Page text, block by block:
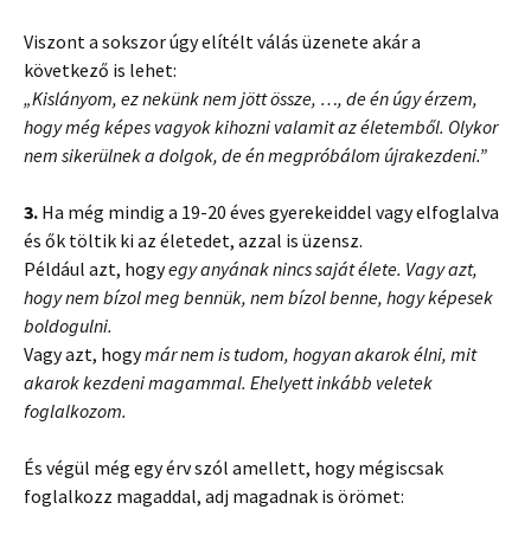
Viszont a sokszor úgy elítélt válás üzenete akár a
következő is lehet:
„Kislányom, ez nekünk nem jött össze, …, de én úgy érzem,
hogy még képes vagyok kihozni valamit az életemből. Olykor
nem sikerülnek a dolgok, de én megpróbálom újrakezdeni.”
3. Ha még mindig a 19-20 éves gyerekeiddel vagy elfoglalva
és ők töltik ki az életedet, azzal is üzensz.
Például azt, hogyegy anyának nincs saját élete. Vagy azt,
hogy nem bízol meg bennük, nem bízol benne, hogy képesek
boldogulni.
Vagy azt, hogymár nem is tudom, hogyan akarok élni, mit
akarok kezdeni magammal. Ehelyett inkább veletek
foglalkozom.
És végül még egy érv szól amellett, hogy mégiscsak
foglalkozz magaddal, adj magadnak is örömet: